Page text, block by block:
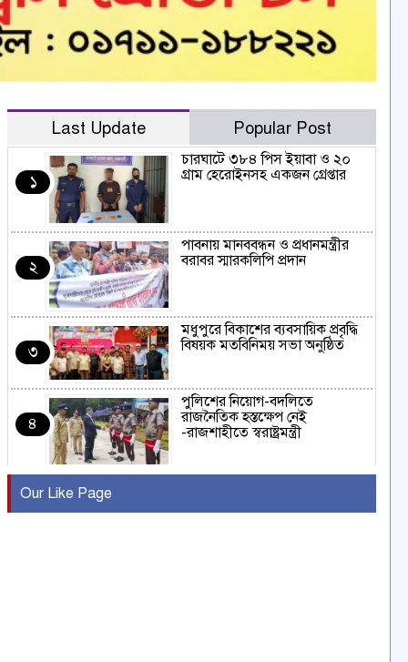
Last Update Popular Post
১
চারঘাটে ৩৮৪ পিস ইয়াবা ও ২০
গ্রাম হেরোইনসহ একজন গ্রেপ্তার
২
পাবনায় মানববন্ধন ও প্রধানমন্ত্রীর
বরাবর স্মারকলিপি প্রদান
৩
মধুপুরে বিকাশের ব্যবসায়িক প্রবৃদ্ধি
বিষয়ক মতবিনিময় সভা অনুষ্ঠিত
৪
পুলিশের নিয়োগ-বদলিতে
রাজনৈতিক হস্তক্ষেপ নেই
-রাজশাহীতে স্বরাষ্ট্রমন্ত্রী
৫
Our Like Page